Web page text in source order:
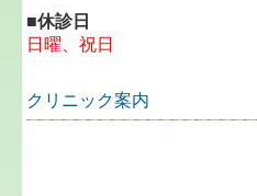
クリニック案内
鎮痛薬や麻薬の使用
・在宅での
中心静脈栄養の実施
経管栄養や胃瘻の管理
その他
■休診日
日曜、祝日